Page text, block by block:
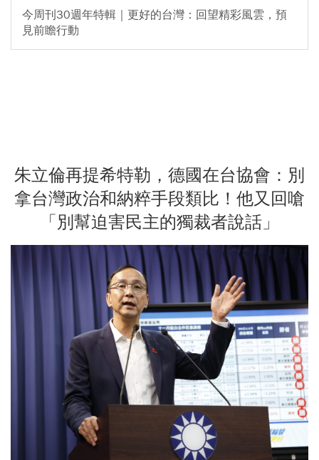
今周刊30週年特輯｜更好的台灣：回望精彩風雲，預
見前瞻行動
朱立倫再提希特勒，德國在台協會：別
拿台灣政治和納粹手段類比！他又回嗆
「別幫迫害民主的獨裁者說話」